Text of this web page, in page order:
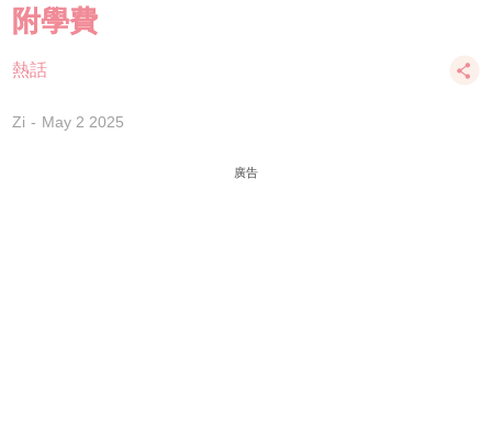
附學費
熱話
Zi May 2 2025
廣告